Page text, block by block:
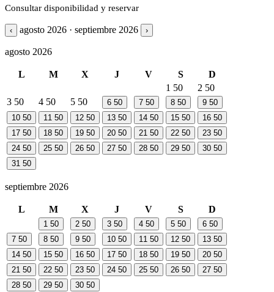
Consultar disponibilidad y reservar
‹ agosto 2026 · septiembre 2026 ›
agosto 2026
L M X J V S
D
1 50 2 50
3 50 4 50 5 50 6 50 7 50 8 50 9 50
10 50 11 50 12 50 13 50 14 50 15 50 16 50
17 50 18 50 19 50 20 50 21 50 22 50 23 50
24 50 25 50 26 50 27 50 28 50 29 50 30 50
31 50
septiembre 2026
L M X J V S D
1 50 2 50 3 50 4 50 5 50 6 50
7 50 8 50 9 50 10 50 11 50 12 50 13 50
14 50 15 50 16 50 17 50 18 50 19 50 20 50
21 50 22 50 23 50 24 50 25 50 26 50 27 50
28 50 29 50 30 50